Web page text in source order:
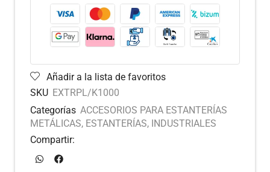
Añadir a la lista de favoritos
SKU EXTRPL/K1000
Categorías ACCESORIOS PARA ESTANTERÍAS
METÁLICAS, ESTANTERÍAS, INDUSTRIALES
Compartir: